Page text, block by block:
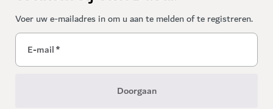
Voer uw e-mailadres in om u aan te melden of te registreren.
E-mail*
Doorgaan